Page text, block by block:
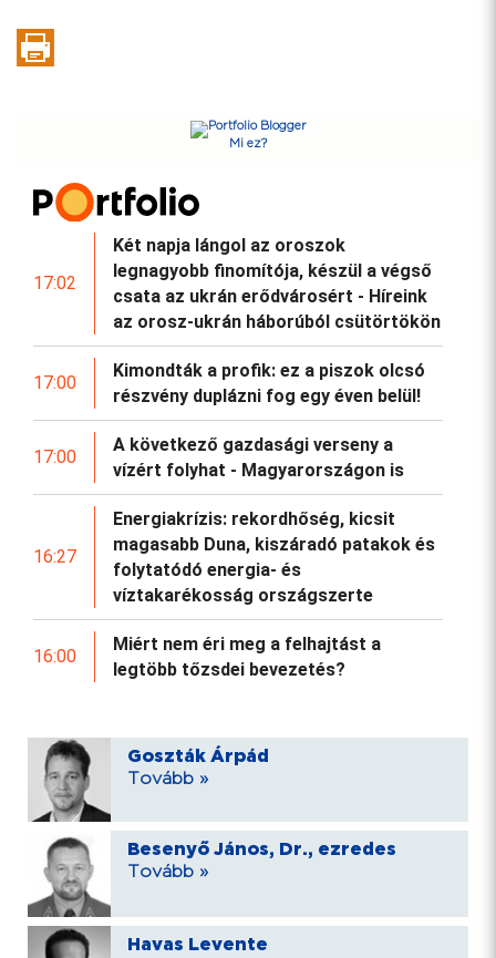
Mi ez?
17:02
Két napja lángol az oroszok
legnagyobb finomítója, készül a végső
csata az ukrán erődvárosért - Híreink
az orosz-ukrán háborúból csütörtökön
17:00
Kimondták a profik: ez a piszok olcsó
részvény duplázni fog egy éven belül!
17:00
A következő gazdasági verseny a
vízért folyhat - Magyarországon is
16:27
Energiakrízis: rekordhőség, kicsit
magasabb Duna, kiszáradó patakok és
folytatódó energia- és
víztakarékosság országszerte
16:00
Miért nem éri meg a felhajtást a
legtöbb tőzsdei bevezetés?
Goszták Árpád
Tovább »
Besenyő János, Dr., ezredes
Tovább »
Havas Levente